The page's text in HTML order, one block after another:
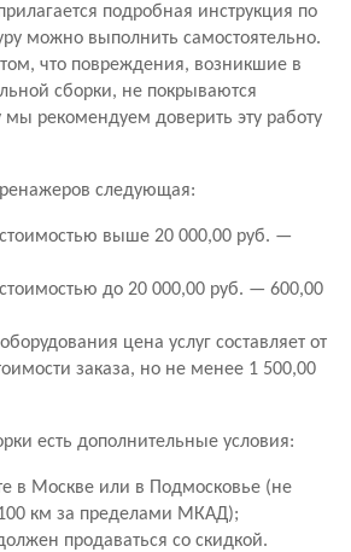
подробная инструкция по
можно выполнить самостоятельно.
что повреждения, возникшие в
сборки, не покрываются
мы рекомендуем доверить эту работу
следующая:
выше 20 000,00 руб. —
до 20 000,00 руб. — 600,00
цена услуг составляет от
заказа, но не менее 1 500,00
есть дополнительные условия:
в Москве или в Подмосковье (не
км за пределами МКАД);
продаваться со скидкой.